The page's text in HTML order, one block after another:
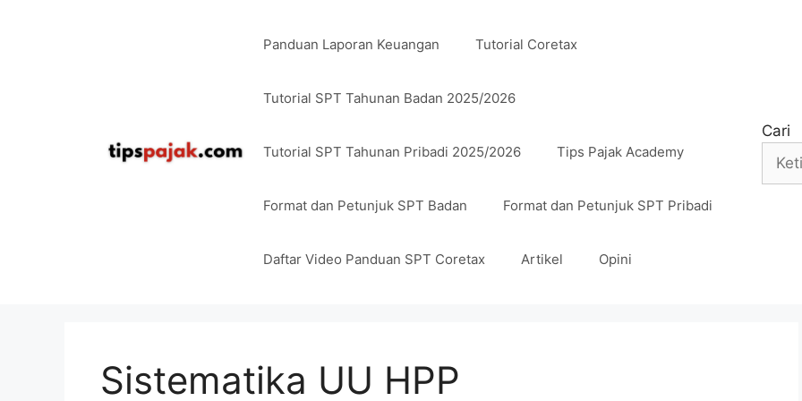
Panduan Laporan Keuangan Tutorial Coretax
Tutorial SPT Tahunan Badan 2025/2026
Tutorial SPT Tahunan Pribadi 2025/2026 Tips Pajak Academy
Format dan Petunjuk SPT Badan Format dan Petunjuk SPT Pribadi
Daftar Video Panduan SPT Coretax Artikel Opini
Cari
Sistematika UU HPP